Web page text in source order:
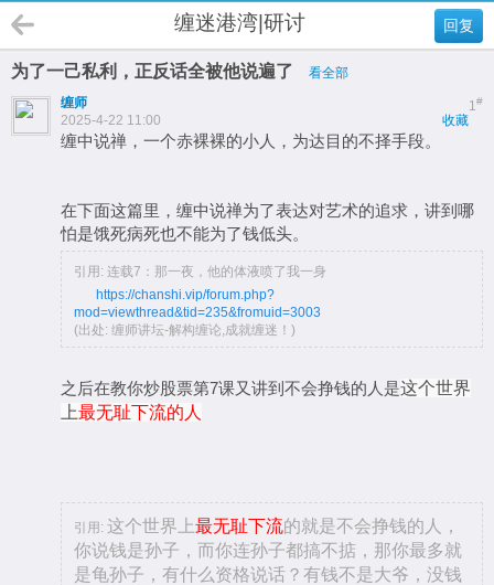
回复
缠迷港湾|研讨
为了一己私利，正反话全被他说遍了 看全部
1#
缠师
收藏
2025-4-22 11:00
缠中说禅，一个赤裸裸的小人，为达目的不择手段。
在下面这篇里，缠中说禅为了表达对艺术的追求，讲到哪
怕是饿死病死也不能为了钱低头。
引用: 连载7：那一夜，他的体液喷了我一身
https://chanshi.vip/forum.php?
mod=viewthread&tid=235&fromuid=3003
(出处: 缠师讲坛-解构缠论,成就缠迷！)
之后在教你炒股票第7课又讲到不会挣钱的人是这个世界
上最无耻下流的人
引用: 这个世界上最无耻下流的就是不会挣钱的人，
你说钱是孙子，而你连孙子都搞不掂，那你最多就
是龟孙子，有什么资格说话？有钱不是大爷，没钱